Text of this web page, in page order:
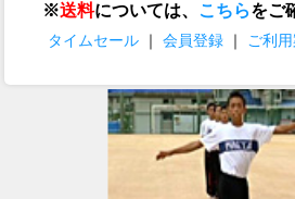
※送料については、 こちらをご
タイムセール ｜ 会員登録 ｜ ご利